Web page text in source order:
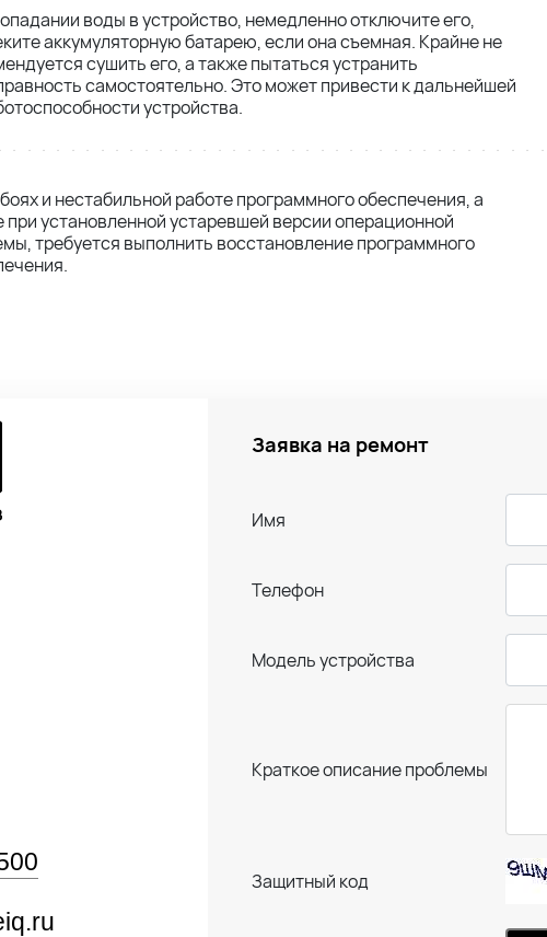
воды в устройство, немедленно отключите его,
аккумуляторную батарею, если она съемная. Крайне не
сушить его, а также пытаться устранить
самостоятельно. Это может привести к дальнейшей
устройства.
и нестабильной работе программного обеспечения, а
при установленной устаревшей версии операционной
требуется выполнить восстановление программного
Заявка на ремонт
Имя
Телефон
Модель устройства
Краткое описание проблемы
Защитный код